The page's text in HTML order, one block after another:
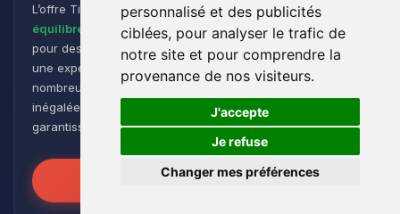
personnalisé et des publicités
ciblées, pour analyser le trafic de
notre site et pour comprendre la
provenance de nos visiteurs.
J'accepte
Je refuse
Changer mes préférences
L’offre Titan est conçue pour les joueurs cherchant un
équilibre parfait entre performance et flexibilité. Idéale
pour des
groupes de taille moyenne à grande
, elle offre
une expérience de jeu fluide et réactive, même avec de
nombreux plugins et modpacks. Profitez d’une stabilité
inégalée pour des sessions de jeu intenses et prolongées,
garantissant que vos mondes restent robustes et réactifs !
Libérez la Puissance
🍪